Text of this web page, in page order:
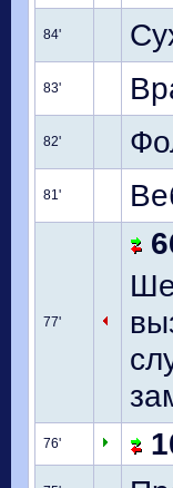
84'
83'
82'
81'
77'
76'